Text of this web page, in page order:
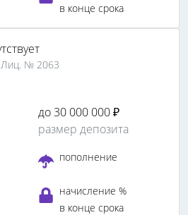
в конце срока
Лиц. № 2063
до 30 000 000 ₽
размер депозита
пополнение
начисление %
в конце срока